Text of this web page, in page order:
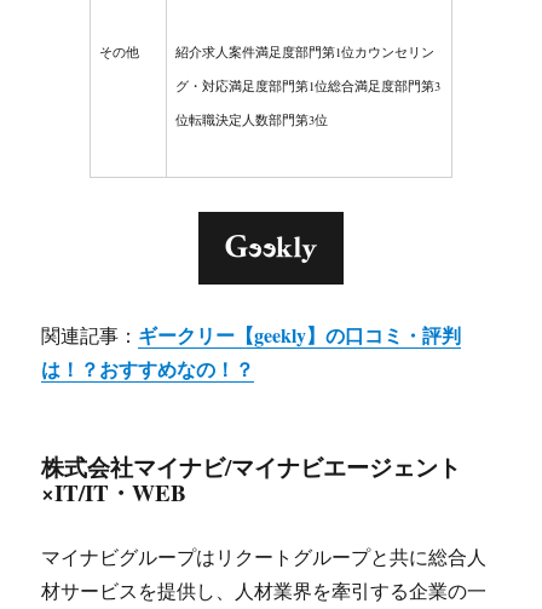
その他 紹介求人案件満足度部門第1位カウンセリン
グ・対応満足度部門第1位総合満足度部門第3
位転職決定人数部門第3位
関連記事： ギークリー【geekly】の口コミ・評判
は！？おすすめなの！？
株式会社マイナビ/マイナビエージェント
×IT/IT・WEB
マイナビグループはリクートグループと共に総合人
材サービスを提供し、人材業界を牽引する企業の一